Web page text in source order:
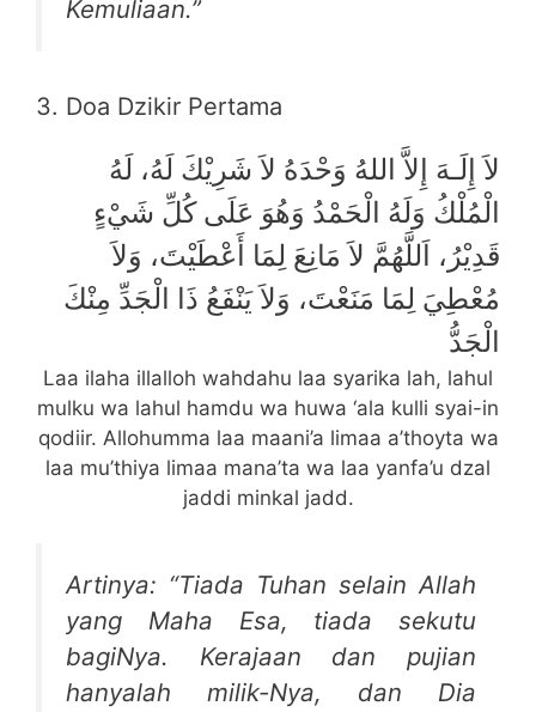
Kemuliaan.”
3. Doa Dzikir Pertama
لاَ إِلَـهَ إِلاَّ اللهُ وَحْدَهُ لاَ شَرِيْكَ لَهُ، لَهُ
الْمُلْكُ وَلَهُ الْحَمْدُ وَهُوَ عَلَى كُلِّ شَيْءٍ
قَدِيْرُ، اَللَّهُمَّ لاَ مَانِعَ لِمَا أَعْطَيْتَ، وَلاَ
مُعْطِيَ لِمَا مَنَعْتَ، وَلاَ يَنْفَعُ ذَا الْجَدِّ مِنْكَ
الْجَدُّ
Laa ilaha illalloh wahdahu laa syarika lah, lahul
mulku wa lahul hamdu wa huwa ‘ala kulli syai-in
qodiir. Allohumma laa maani’a limaa a’thoyta wa
laa mu’thiya limaa mana’ta wa laa yanfa’u dzal
jaddi minkal jadd.
Artinya: “Tiada Tuhan selain Allah
yang Maha Esa, tiada sekutu
bagiNya. Kerajaan dan pujian
hanyalah milik-Nya, dan Dia